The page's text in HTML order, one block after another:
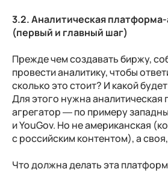
3.2. Аналитическая
(первый и главный шаг)
Прежде чем создавать биржу,
провести аналитику, чтобы
сколько это стоит? И какой
Для этого нужна аналитическая
агрегатор — по примеру
и YouGov. Но не американская
с российским контентом), а
Что должна делать эта